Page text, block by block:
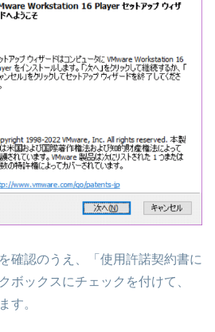
確認のうえ、「使用許諾契約書に
ボックスにチェックを付けて、
す。